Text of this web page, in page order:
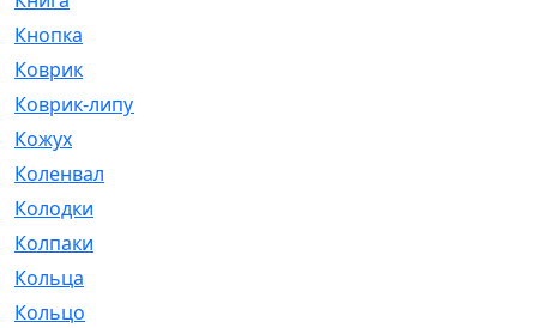
Кнопка
Коврик
Коврик-липучка
Кожух
Коленвал
Колодки
Колпаки
Кольца
Кольцо